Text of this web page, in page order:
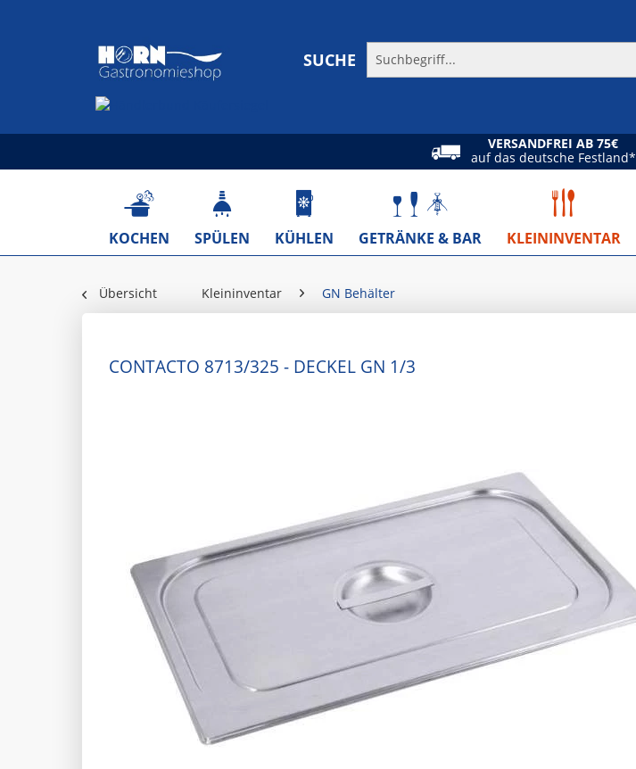
SUCHE
VERSANDFREI AB 75€
auf das deutsche Festland*
KOCHEN SPÜLEN KÜHLEN GETRÄNKE & BAR KLEININVENTAR
Übersicht Kleininventar GN Behälter
CONTACTO 8713/325 - DECKEL GN 1/3